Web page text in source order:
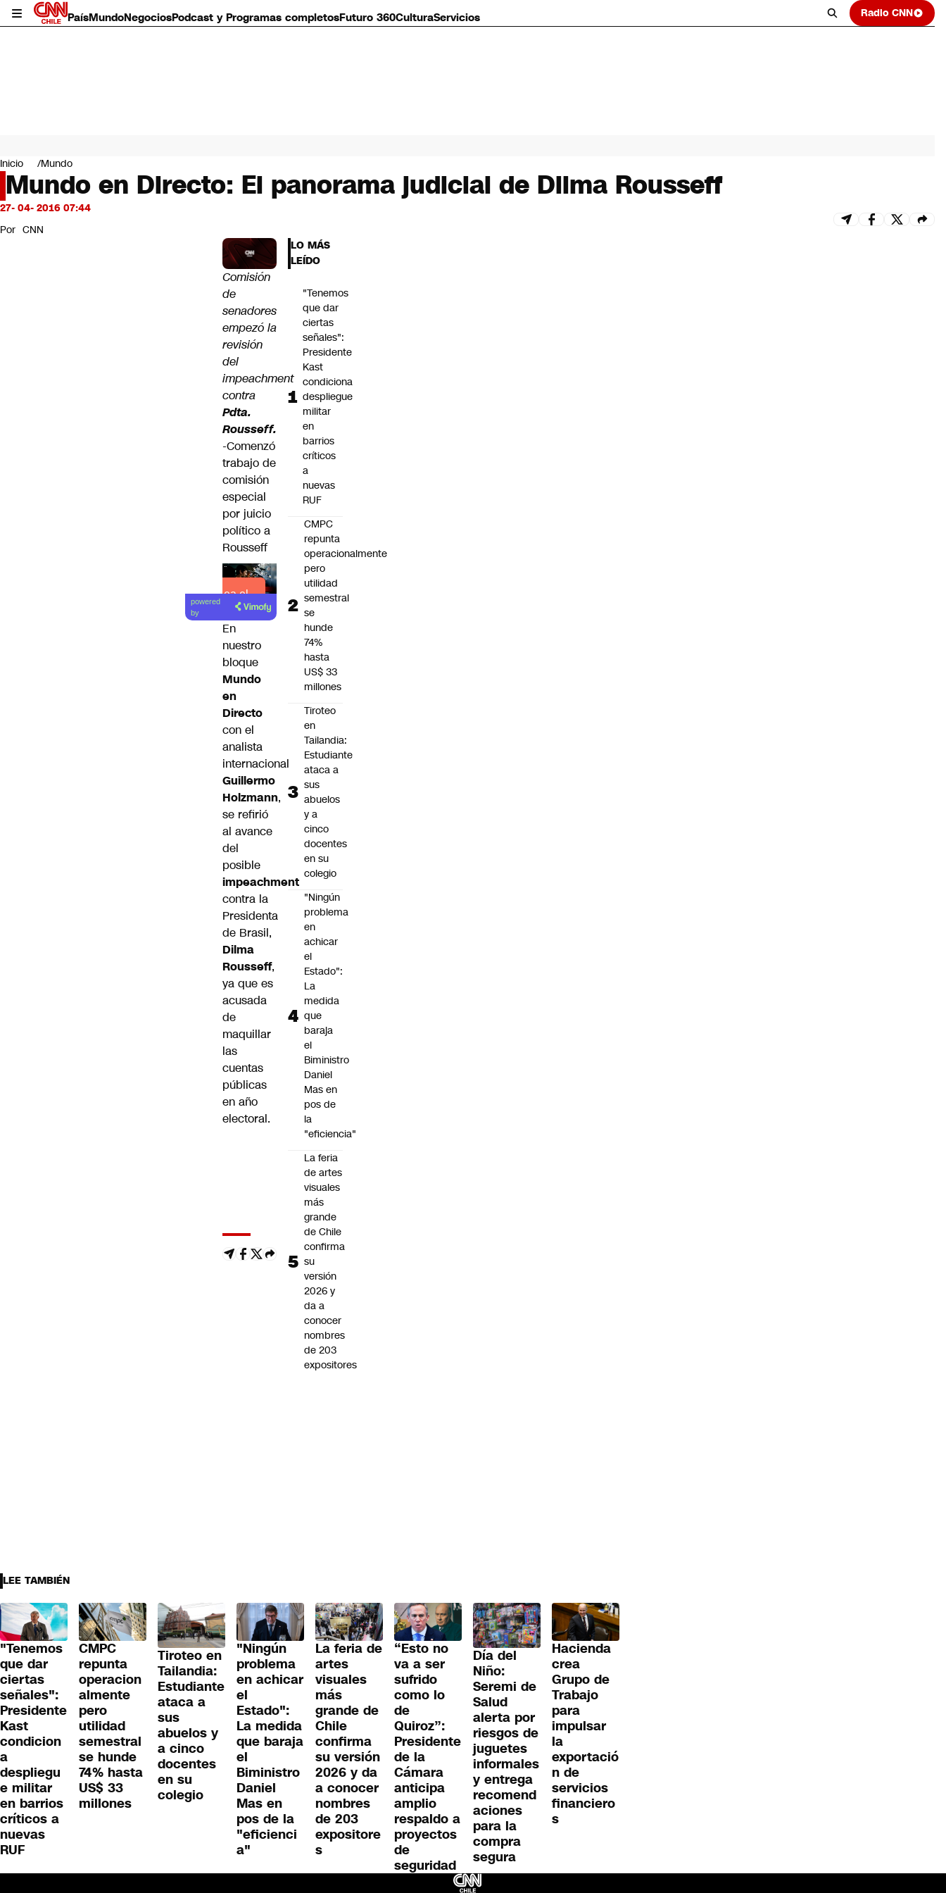
PaísMundoNegociosPodcast y Programas completosFuturo 360CulturaServicios Radio CNN
Mundo
Negocios
Deportes
Programas completos
Servicios
Inicio Mundo
Mundo en Directo: El panorama judicial de Dilma Rousseff
27- 04- 2016 07:44
Por CNN
Comisión
de
senadores
empezó la
revisión
del
impeachment
contra
Pdta.
Rousseff.
-Comenzó
trabajo de
comisión
especial
por juicio
político a
Rousseff
Lea el
artículo
powered
by
En
nuestro
bloque
Mundo
en
Directo
con el
analista
internacional
Guillermo
Holzmann,
se refirió
al avance
del
posible
impeachment
contra la
Presidenta
de Brasil,
Dilma
Rousseff,
ya que es
acusada
de
maquillar
las
cuentas
públicas
en año
electoral.
LO MÁS
LEÍDO
"Tenemos
que dar
ciertas
señales":
Presidente
Kast
condiciona
despliegue
militar
en
barrios
críticos
a
nuevas
RUF
CMPC
repunta
operacionalmente
pero
utilidad
semestral
se
hunde
74%
hasta
US$ 33
millones
Tiroteo
en
Tailandia:
Estudiante
ataca a
sus
abuelos
y a
cinco
docentes
en su
colegio
"Ningún
problema
en
achicar
el
Estado":
La
medida
que
baraja
el
Biministro
Daniel
Mas en
pos de
la
"eficiencia"
La feria
de artes
visuales
más
grande
de Chile
confirma
su
versión
2026 y
da a
conocer
nombres
de 203
expositores
LEE TAMBIÉN
"Tenemos
que dar
ciertas
señales":
Presidente
Kast
condicion
a
despliegu
e militar
en barrios
críticos a
nuevas
RUF
CMPC
repunta
operacion
almente
pero
utilidad
semestral
se hunde
74% hasta
US$ 33
millones
Tiroteo en
Tailandia:
Estudiante
ataca a
sus
abuelos y
a cinco
docentes
en su
colegio
"Ningún
problema
en achicar
el
Estado":
La medida
que baraja
el
Biministro
Daniel
Mas en
pos de la
"eficienci
a"
La feria de
artes
visuales
más
grande de
Chile
confirma
su versión
2026 y da
a conocer
nombres
de 203
expositore
s
“Esto no
va a ser
sufrido
como lo
de
Quiroz”:
Presidente
de la
Cámara
anticipa
amplio
respaldo a
proyectos
de
seguridad
Día del
Niño:
Seremi de
Salud
alerta por
riesgos de
juguetes
informales
y entrega
recomend
aciones
para la
compra
segura
Hacienda
crea
Grupo de
Trabajo
para
impulsar
la
exportació
n de
servicios
financiero
s